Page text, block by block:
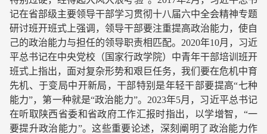
记在省部级主要领导干部学习贯彻十八届六中全会精神专题
研讨班开班式上强调，领导干部要注重提高政治能力，使自
己的政治能力与担任的领导职责相匹配。2020年10月，习近
平总书记在中央党校（国家行政学院）中青年干部培训班开
班式上指出，面对复杂形势和艰巨任务，我们要在危机中育
先机、于变局中开新局，干部特别是年轻干部要提高“七种
能力”，第一种就是“政治能力”。2023年5月，习近平总书记
在听取陕西省委和省政府工作汇报时指出，以学增智，“一
要提升政治能力”。这些重要论述，深刻阐明了政治能力作